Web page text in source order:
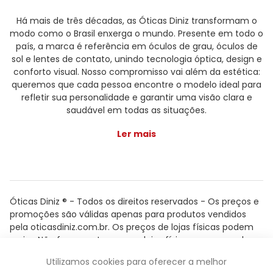
Há mais de três décadas, as Óticas Diniz transformam o
modo como o Brasil enxerga o mundo. Presente em todo o
país, a marca é referência em óculos de grau, óculos de
sol e lentes de contato, unindo tecnologia óptica, design e
conforto visual. Nosso compromisso vai além da estética:
queremos que cada pessoa encontre o modelo ideal para
refletir sua personalidade e garantir uma visão clara e
saudável em todas as situações.
Ler mais
Óticas Diniz ® - Todos os direitos reservados - Os preços e
promoções são válidas apenas para produtos vendidos
pela oticasdiniz.com.br. Os preços de lojas físicas podem
variar. Não fazemos trocas em lojas físicas, apenas pelo
Utilizamos cookies para oferecer a melhor